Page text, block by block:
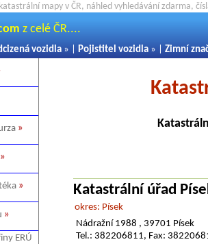
mapy v ČR, náhled vyhledávání zdarma,
z celé ČR....
vozidla » | Pojistitel vozidla » | Zimní
»
»
»
»
ERÚ
Katastrální úřad
okres: Písek
Nádražní 1988 , 39701 Písek
Tel.: 382206811, Fax: